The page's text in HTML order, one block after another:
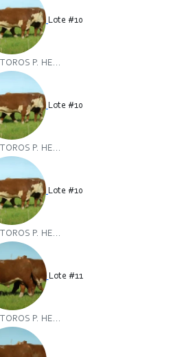
Lote #10
TOROS P. HE...
Lote #10
TOROS P. HE...
Lote #10
TOROS P. HE...
Lote #11
TOROS P. HE...